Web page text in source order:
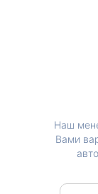
Наш
Вами